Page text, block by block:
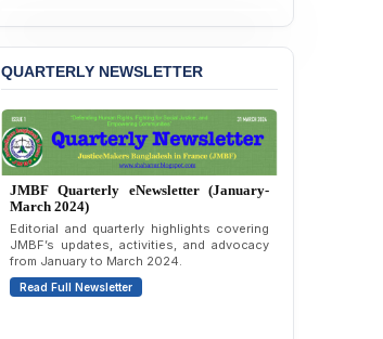
Liabilities to July
Protesters
BANGLADESH ALERT:
JMBF Strongly Condemns
the Expulsion of a
Transgender Woman from
the Chhatra Dal
Committee
BANGLADESH: Call for
Immediate Release of
Unlawful, Politically
Motivated Arrests of
QUARTERLY NEWSLETTER
JMBF Quarterly eNewsletter (January-
March 2024)
Editorial and quarterly highlights covering
JMBF’s updates, activities, and advocacy
from January to March 2024.
Read Full Newsletter